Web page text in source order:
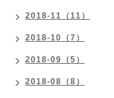
2018-11（11）
2018-10（7）
2018-09（5）
2018-08（8）